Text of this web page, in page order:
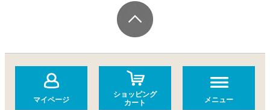
マイページ
ショッピング
カート
メニュー